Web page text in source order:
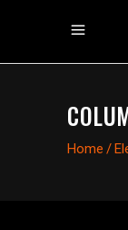
Home /